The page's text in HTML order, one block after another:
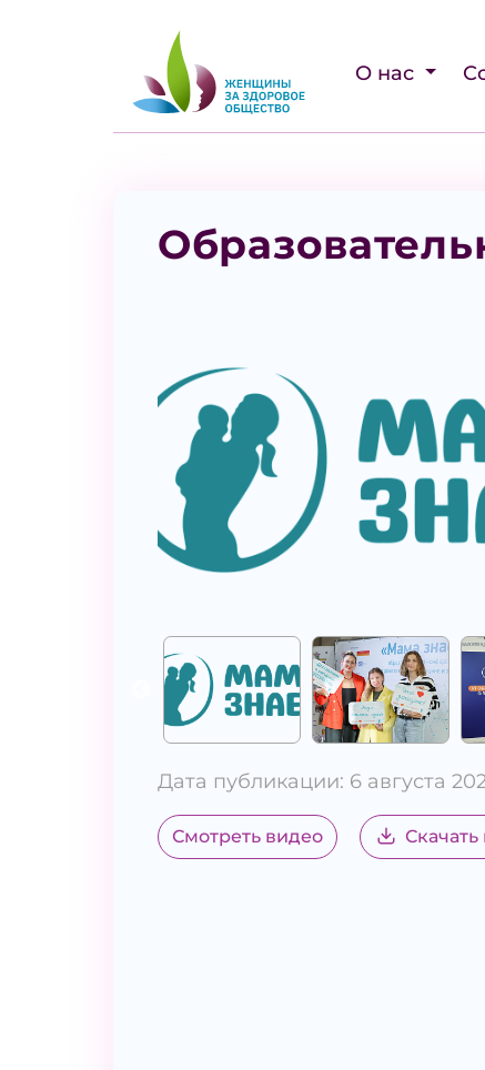
О нас
Дата публикации: 6 августа
Смотреть видео